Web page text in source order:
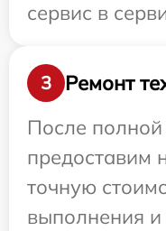
сервис в
3
Ремонт
После
предоставим
точную
выполнения